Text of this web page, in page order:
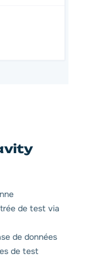
de test via
de données
de test